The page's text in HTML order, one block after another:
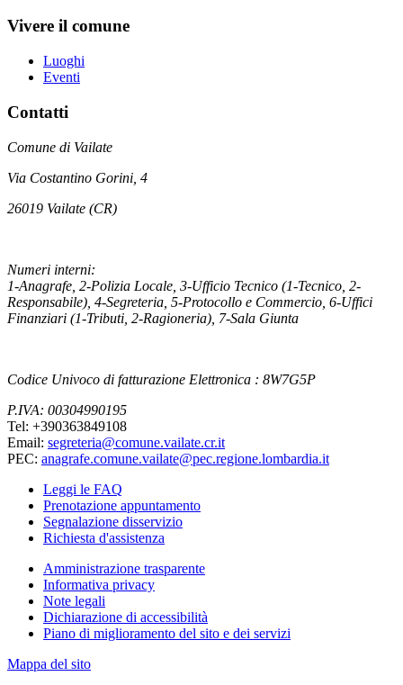
Vivere il comune
Luoghi
Eventi
Contatti
Comune di Vailate
Via Costantino Gorini, 4
26019 Vailate (CR)
Numeri interni:
1-Anagrafe, 2-Polizia Locale, 3-Ufficio Tecnico (1-Tecnico, 2-
Responsabile), 4-Segreteria, 5-Protocollo e Commercio, 6-Uffici
Finanziari (1-Tributi, 2-Ragioneria), 7-Sala Giunta
Codice Univoco di fatturazione Elettronica : 8W7G5P
P.IVA: 00304990195
Tel: +390363849108
Email: segreteria@comune.vailate.cr.it
PEC: anagrafe.comune.vailate@pec.regione.lombardia.it
Leggi le FAQ
Prenotazione appuntamento
Segnalazione disservizio
Richiesta d'assistenza
Amministrazione trasparente
Informativa privacy
Note legali
Dichiarazione di accessibilità
Piano di miglioramento del sito e dei servizi
Mappa del sito